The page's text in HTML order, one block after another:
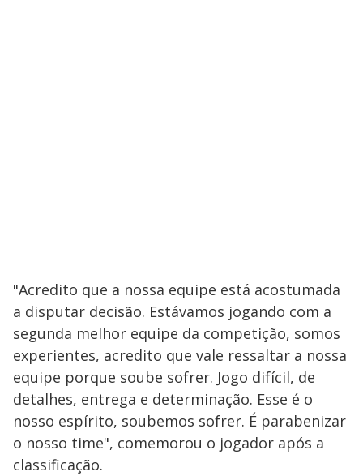
"Acredito que a nossa equipe está acostumada
a disputar decisão. Estávamos jogando com a
segunda melhor equipe da competição, somos
experientes, acredito que vale ressaltar a nossa
equipe porque soube sofrer. Jogo difícil, de
detalhes, entrega e determinação. Esse é o
nosso espírito, soubemos sofrer. É parabenizar
o nosso time", comemorou o jogador após a
classificação.